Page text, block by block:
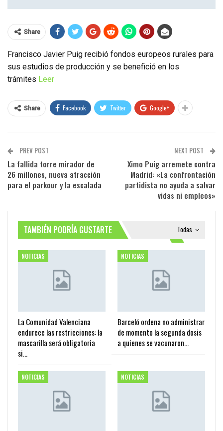
Share
Francisco Javier Puig recibió fondos europeos rurales para
sus estudios de producción y se benefició en los
trámites Leer
Share Facebook Twitter Google+
PREV POST
La fallida torre mirador de
26 millones, nueva atracción
para el parkour y la escalada
NEXT POST
Ximo Puig arremete contra
Madrid: «La confrontación
partidista no ayuda a salvar
vidas ni empleos»
Todas
TAMBIÉN PODRÍA GUSTARTE
NOTICIAS
La Comunidad Valenciana
endurece las restricciones: la
mascarilla será obligatoria
si…
NOTICIAS
Barceló ordena no administrar
de momento la segunda dosis
a quienes se vacunaron…
NOTICIAS NOTICIAS